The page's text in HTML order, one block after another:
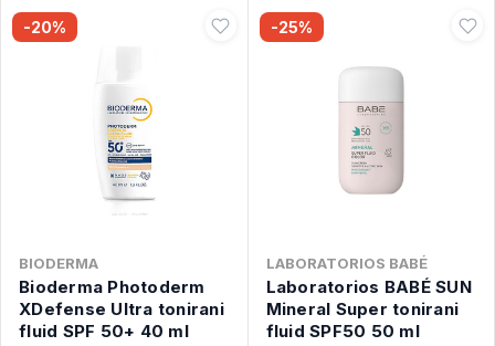
-20%
BIODERMA
Bioderma Photoderm
XDefense Ultra tonirani
fluid SPF 50+ 40 ml
-25%
LABORATORIOS BABÉ
Laboratorios BABÉ SUN
Mineral Super tonirani
fluid SPF50 50 ml